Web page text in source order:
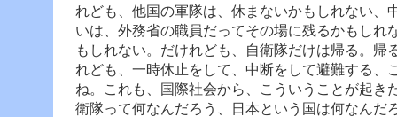
れども、他国の軍隊は、休まないかもしれない、
いは、外務省の職員だってその場に残るかもしれ
もしれない。だけれども、自衛隊だけは帰る。帰
れども、一時休止をして、中断をして避難する、
ね。
これも、国際社会から、こういうことが起き
衛隊って何なんだろう、日本という国は何なんだ